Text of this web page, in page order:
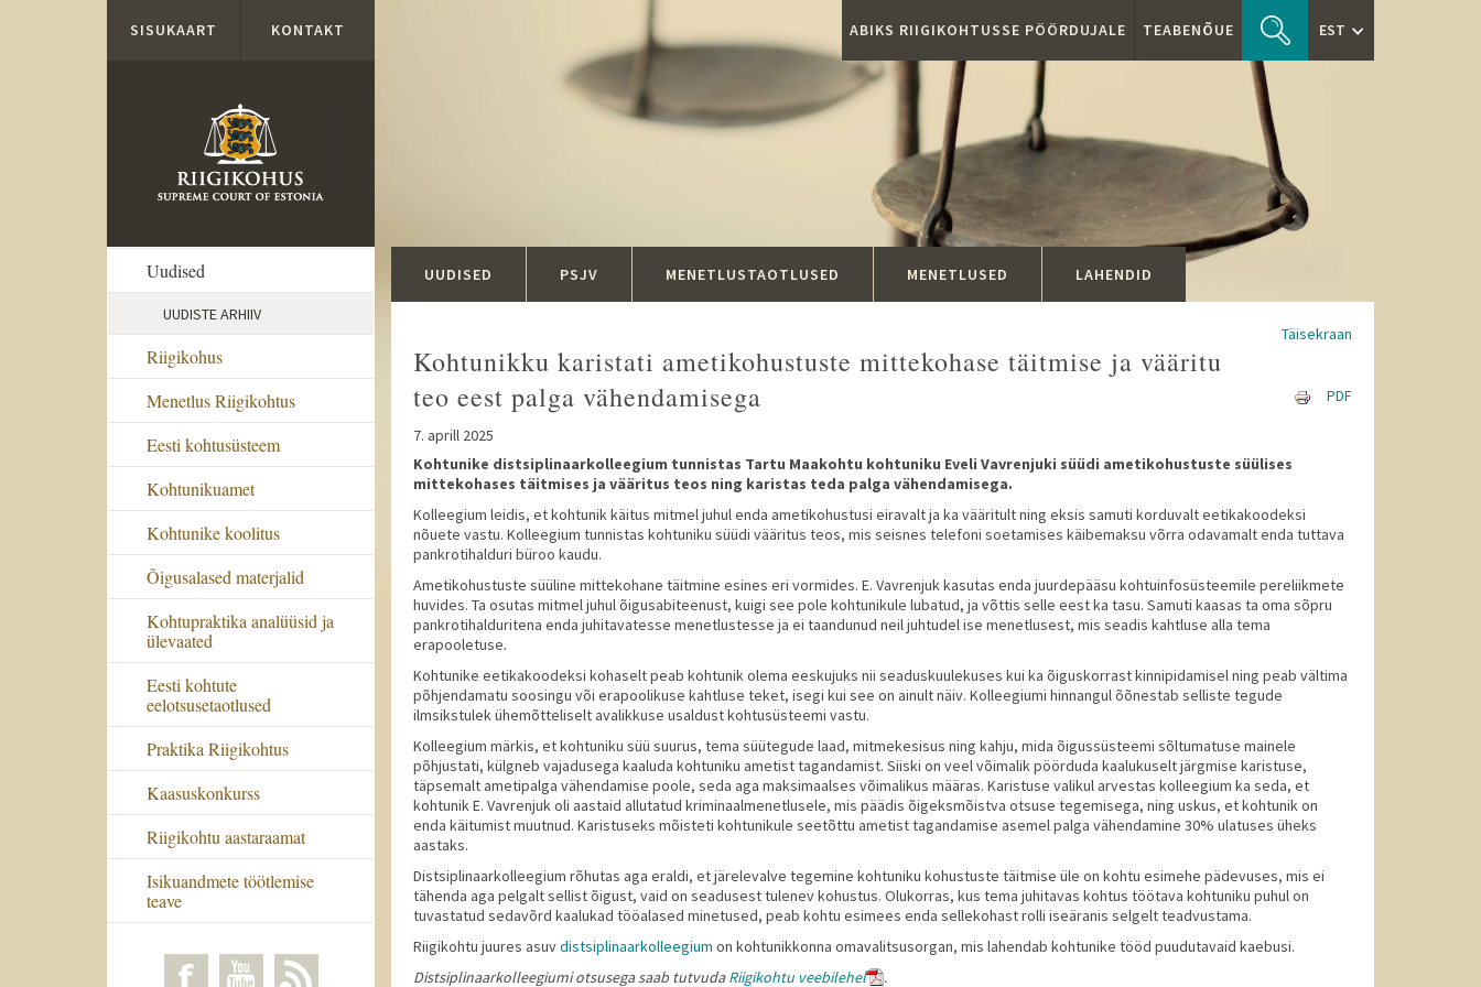
ABIKS RIIGIKOHTUSSE PÖÖRDUJALE TEABENÕUE EST
SISUKAART KONTAKT
Uudised
UUDISTE ARHIIV
Riigikohus
Menetlus Riigikohtus
Eesti kohtusüsteem
Kohtunikuamet
Kohtunike koolitus
Õigusalased materjalid
Kohtupraktika analüüsid ja
ülevaated
Eesti kohtute
eelotsusetaotlused
Praktika Riigikohtus
Kaasuskonkurss
Riigikohtu aastaraamat
Isikuandmete töötlemise
teave
UUDISED PSJV MENETLUSTAOTLUSED MENETLUSED LAHENDID
Täisekraan
Kohtunikku karistati ametikohustuste mittekohase täitmise ja vääritu
teo eest palga vähendamisega
7. aprill 2025
PDF
Kohtunike distsiplinaarkolleegium tunnistas Tartu Maakohtu kohtuniku Eveli Vavrenjuki süüdi ametikohustuste süülises
mittekohases täitmises ja vääritus teos ning karistas teda palga vähendamisega.
Kolleegium leidis, et kohtunik käitus mitmel juhul enda ametikohustusi eiravalt ja ka vääritult ning eksis samuti korduvalt eetikakoodeksi
nõuete vastu. Kolleegium tunnistas kohtuniku süüdi vääritus teos, mis seisnes telefoni soetamises käibemaksu võrra odavamalt enda tuttava
pankrotihalduri büroo kaudu.
Ametikohustuste süüline mittekohane täitmine esines eri vormides. E. Vavrenjuk kasutas enda juurdepääsu kohtuinfosüsteemile pereliikmete
huvides. Ta osutas mitmel juhul õigusabiteenust, kuigi see pole kohtunikule lubatud, ja võttis selle eest ka tasu. Samuti kaasas ta oma sõpru
pankrotihalduritena enda juhitavatesse menetlustesse ja ei taandunud neil juhtudel ise menetlusest, mis seadis kahtluse alla tema
erapooletuse.
Kohtunike eetikakoodeksi kohaselt peab kohtunik olema eeskujuks nii seaduskuulekuses kui ka õiguskorrast kinnipidamisel ning peab vältima
põhjendamatu soosingu või erapoolikuse kahtluse teket, isegi kui see on ainult näiv. Kolleegiumi hinnangul õõnestab selliste tegude
ilmsikstulek ühemõtteliselt avalikkuse usaldust kohtusüsteemi vastu.
Kolleegium märkis, et kohtuniku süü suurus, tema süütegude laad, mitmekesisus ning kahju, mida õigussüsteemi sõltumatuse mainele
põhjustati, külgneb vajadusega kaaluda kohtuniku ametist tagandamist. Siiski on veel võimalik pöörduda kaalukuselt järgmise karistuse,
täpsemalt ametipalga vähendamise poole, seda aga maksimaalses võimalikus määras. Karistuse valikul arvestas kolleegium ka seda, et
kohtunik E. Vavrenjuk oli aastaid allutatud kriminaalmenetlusele, mis päädis õigeksmõistva otsuse tegemisega, ning uskus, et kohtunik on
enda käitumist muutnud. Karistuseks mõisteti kohtunikule seetõttu ametist tagandamise asemel palga vähendamine 30% ulatuses üheks
aastaks.
Distsiplinaarkolleegium rõhutas aga eraldi, et järelevalve tegemine kohtuniku kohustuste täitmise üle on kohtu esimehe pädevuses, mis ei
tähenda aga pelgalt sellist õigust, vaid on seadusest tulenev kohustus. Olukorras, kus tema juhitavas kohtus töötava kohtuniku puhul on
tuvastatud sedavõrd kaalukad tööalased minetused, peab kohtu esimees enda sellekohast rolli iseäranis selgelt teadvustama.
Riigikohtu juures asuvdistsiplinaarkolleegium on kohtunikkonna omavalitsusorgan, mis lahendab kohtunike tööd puudutavaid kaebusi.
Distsiplinaarkolleegiumi otsusega saab tutvudaRiigikohtu veebilehel .